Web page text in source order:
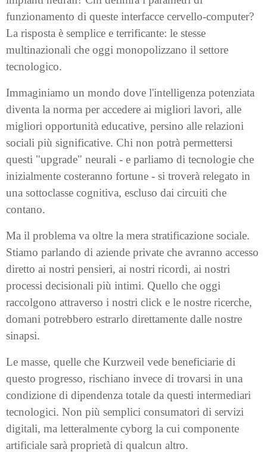
funzionamento di queste interfacce cervello-computer?
La risposta è semplice e terrificante: le stesse
multinazionali che oggi monopolizzano il settore
tecnologico.
Immaginiamo un mondo dove l'intelligenza potenziata
diventa la norma per accedere ai migliori lavori, alle
migliori opportunità educative, persino alle relazioni
sociali più significative. Chi non potrà permettersi
questi "upgrade" neurali - e parliamo di tecnologie che
inizialmente costeranno fortune - si troverà relegato in
una sottoclasse cognitiva, escluso dai circuiti che
contano.
Ma il problema va oltre la mera stratificazione sociale.
Stiamo parlando di aziende private che avranno accesso
diretto ai nostri pensieri, ai nostri ricordi, ai nostri
processi decisionali più intimi. Quello che oggi
raccolgono attraverso i nostri click e le nostre ricerche,
domani potrebbero estrarlo direttamente dalle nostre
sinapsi.
Le masse, quelle che Kurzweil vede beneficiarie di
questo progresso, rischiano invece di trovarsi in una
condizione di dipendenza totale da questi intermediari
tecnologici. Non più semplici consumatori di servizi
digitali, ma letteralmente cyborg la cui componente
artificiale sarà proprietà di qualcun altro.